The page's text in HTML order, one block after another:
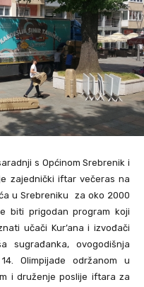
s Općinom Srebrenik i
zajednički iftar večeras na
u Srebreniku za oko 2000
biti prigodan program koji
učači Kur’ana i izvođači
ovogodišnja
Olimpijade održanom u
i druženje poslije iftara za